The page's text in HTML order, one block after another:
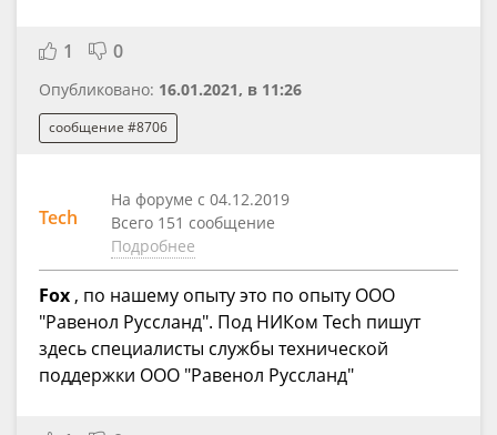
1 0
Опубликовано: 16.01.2021, в 11:26
сообщение #8706
Tech
На форуме с 04.12.2019
Всего 151 сообщение
Подробнее
Fox , по нашему опыту это по опыту ООО
"Равенол Руссланд". Под НИКом Tech пишут
здесь специалисты службы технической
поддержки ООО "Равенол Руссланд"